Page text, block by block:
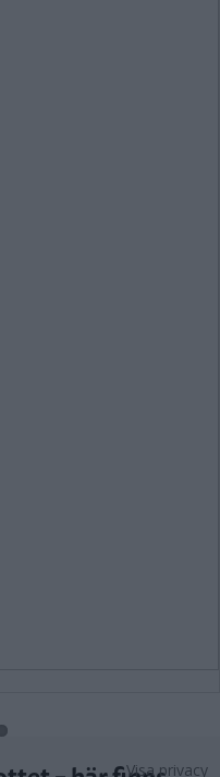
Visa privacy